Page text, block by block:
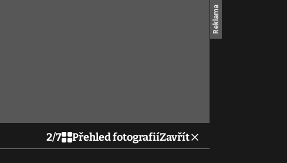
2/7 Přehled fotografiíZavřít